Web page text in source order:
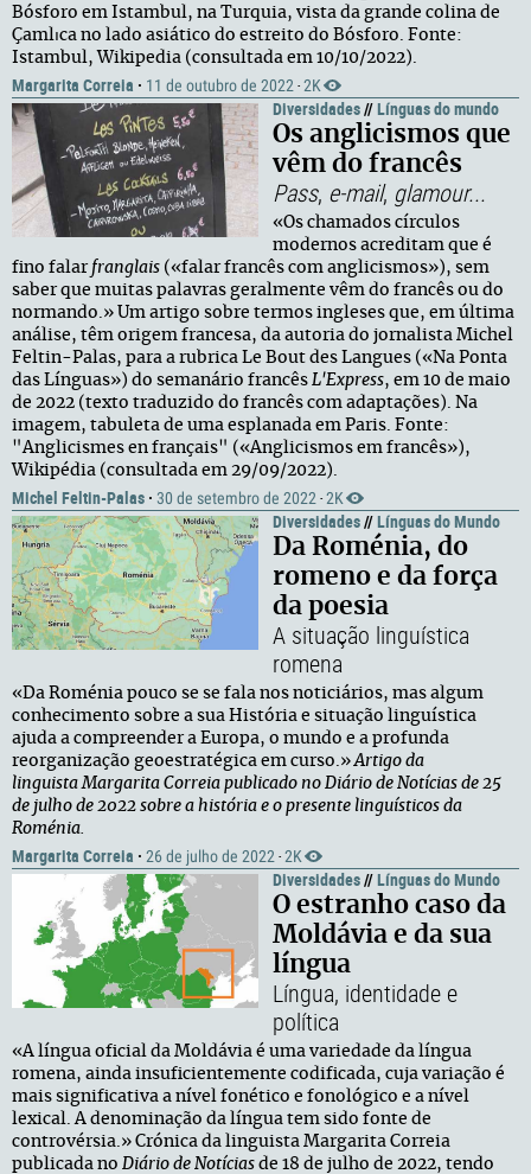
Bósforo em Istambul, na Turquia, vista da grande colina de
Çamlıca no lado asiático do estreito do Bósforo. Fonte:
Istambul, Wikipedia (consultada em 10/10/2022).
Margarita Correia · 11 de outubro de 2022 · 2K
Diversidades//Línguas do mundo
Os anglicismos que
vêm do francês
Pass, e-mail, glamour...
«Os chamados círculos
modernos acreditam que é
fino falar franglais («falar francês com anglicismos»), sem
saber que muitas palavras geralmente vêm do francês ou do
normando.» Um artigo sobre termos ingleses que, em última
análise, têm origem francesa, da autoria do jornalista Michel
Feltin-Palas, para a rubrica Le Bout des Langues («Na Ponta
das Línguas») do semanário francês L'Express, em 10 de maio
de 2022 (texto traduzido do francês com adaptações). Na
imagem, tabuleta de uma esplanada em Paris. Fonte:
"Anglicismes en français" («Anglicismos em francês»),
Wikipédia (consultada em 29/09/2022).
Michel Feltin-Palas · 30 de setembro de 2022 · 2K
Diversidades//Línguas do Mundo
Da Roménia, do
romeno e da força
da poesia
A situação linguística
romena
«Da Roménia pouco se se fala nos noticiários, mas algum
conhecimento sobre a sua História e situação linguística
ajuda a compreender a Europa, o mundo e a profunda
reorganização geoestratégica em curso.»Artigo da
linguista Margarita Correia publicado no Diário de Notícias de 25
de julho de 2022 sobre a história e o presente linguísticos da
Roménia.
Margarita Correia · 26 de julho de 2022 · 2K
Diversidades//Línguas do Mundo
O estranho caso da
Moldávia e da sua
língua
Língua, identidade e
política
«A língua oficial da Moldávia é uma variedade da língua
romena, ainda insuficientemente codificada, cuja variação é
mais significativa a nível fonético e fonológico e a nível
lexical. A denominação da língua tem sido fonte de
controvérsia.» Crónica da linguista Margarita Correia
publicada no Diário de Notícias de 18 de julho de 2022, tendo